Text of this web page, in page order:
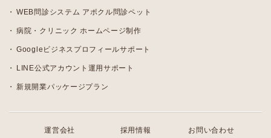
WEB問診システム アポクル問診ペット
病院・クリニック ホームページ制作
Googleビジネスプロフィールサポート
LINE公式アカウント運用サポート
新規開業パッケージプラン
運営会社 採用情報 お問い合わせ